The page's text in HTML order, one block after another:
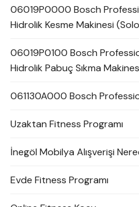
06019P0000 Bosch
Hidrolik Kesme Makinesi
06019P0100 Bosch
Hidrolik Pabuç Sıkma
061130A000 Bosch
Uzaktan Fitness Programı
İnegöl Mobilya Alışverişi
Evde Fitness Programı